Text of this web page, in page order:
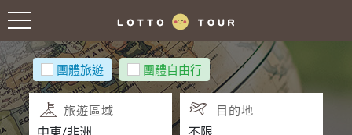
團體旅遊 團體自由行
旅遊區域 目的地